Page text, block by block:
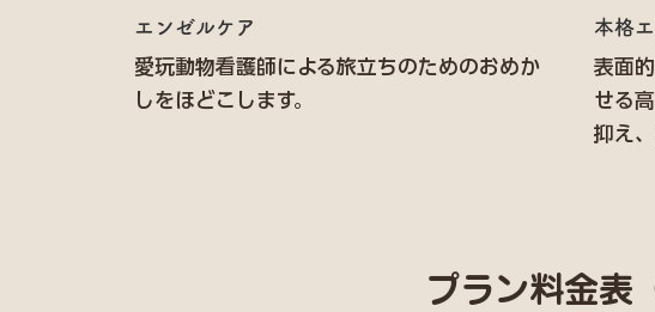
エンゼルケア
愛玩動物看護師による旅立ちのためのおめか
しをほどこします。
本格
表面
せる
抑え
プラン料金表